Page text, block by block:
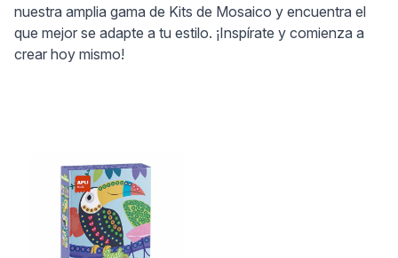
nuestra amplia gama de Kits de Mosaico y encuentra el
que mejor se adapte a tu estilo. ¡Inspírate y comienza a
crear hoy mismo!